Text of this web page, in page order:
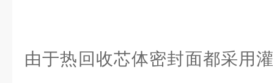
由于热回收芯体密封面都采用